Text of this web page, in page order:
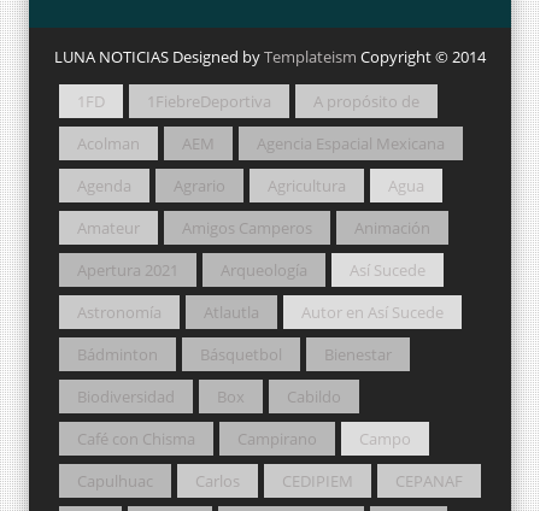
LUNA NOTICIAS Designed byTemplateism Copyright © 2014
1FD 1FiebreDeportiva
A propósito de
Acolman
AEM
Agencia Espacial Mexicana
Agenda
Agrario Agricultura
Agua
Amateur
Amigos Camperos
Animación
Apertura 2021
Arqueología
Así Sucede
Astronomía
Atlautla
Autor en Así Sucede
Bádminton
Básquetbol
Bienestar
Biodiversidad
Box
Cabildo
Café con Chisma
Campirano
Campo
Capulhuac
Carlos CEDIPIEM
CEPANAF